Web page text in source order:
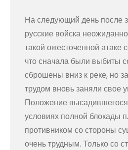
На следующий день после
русские войска
такой ожесточенной атаке
что сначала были выбиты
сброшены вниз к реке, но
трудом вновь заняли свое
Положение
условиях полной блокады
противником со стороны
очень трудным. Только со